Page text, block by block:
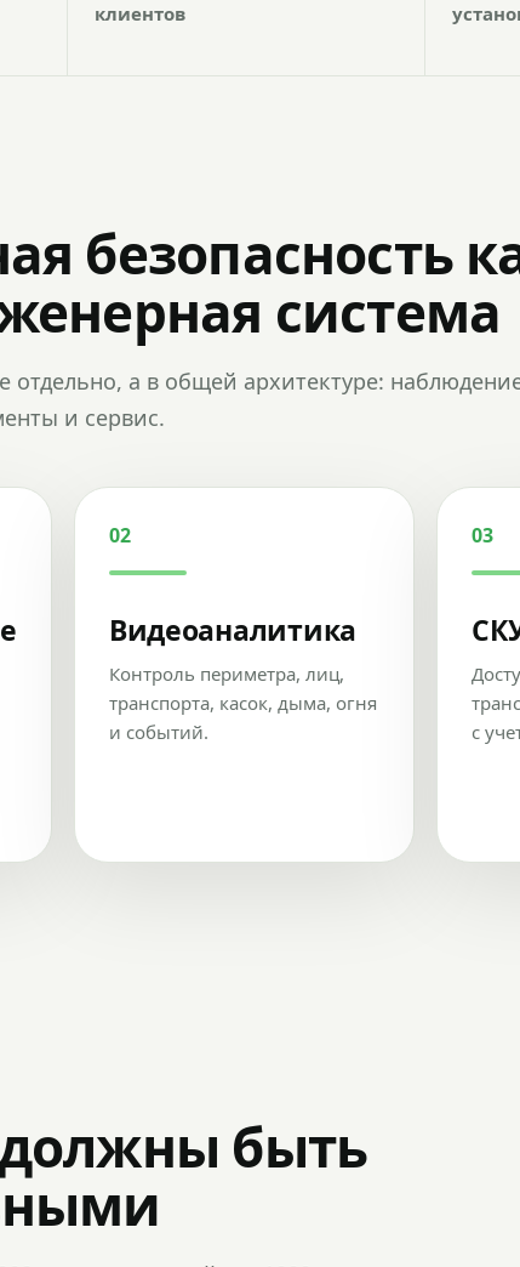
клиентов
безопасность
система
отдельно, а в общей архитектуре:
и сервис.
02
Видеоаналитика
Контроль периметра, лиц,
транспорта, касок, дыма, огня
и событий.
03
с
быть